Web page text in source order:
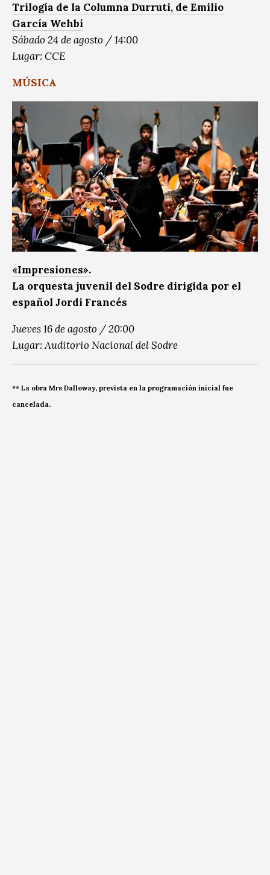
Trilogía de la Columna Durruti, de Emilio
García Wehbi
Sábado 24 de agosto / 14:00
Lugar: CCE
MÚSICA
«Impresiones».
La orquesta juvenil del Sodre dirigida por el
español Jordi Francés
Jueves 16 de agosto / 20:00
Lugar: Auditorio Nacional del Sodre
** La obra Mrs Dalloway, prevista en la programación inicial fue
cancelada.